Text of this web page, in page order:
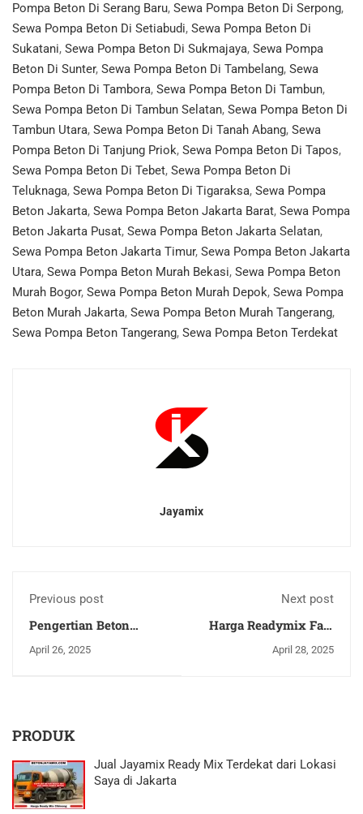
Pompa Beton Di Serang Baru, Sewa Pompa Beton Di Serpong,
Sewa Pompa Beton Di Setiabudi, Sewa Pompa Beton Di
Sukatani, Sewa Pompa Beton Di Sukmajaya, Sewa Pompa
Beton Di Sunter, Sewa Pompa Beton Di Tambelang, Sewa
Pompa Beton Di Tambora, Sewa Pompa Beton Di Tambun,
Sewa Pompa Beton Di Tambun Selatan, Sewa Pompa Beton Di
Tambun Utara, Sewa Pompa Beton Di Tanah Abang, Sewa
Pompa Beton Di Tanjung Priok, Sewa Pompa Beton Di Tapos,
Sewa Pompa Beton Di Tebet, Sewa Pompa Beton Di
Teluknaga, Sewa Pompa Beton Di Tigaraksa, Sewa Pompa
Beton Jakarta, Sewa Pompa Beton Jakarta Barat, Sewa Pompa
Beton Jakarta Pusat, Sewa Pompa Beton Jakarta Selatan,
Sewa Pompa Beton Jakarta Timur, Sewa Pompa Beton Jakarta
Utara, Sewa Pompa Beton Murah Bekasi, Sewa Pompa Beton
Murah Bogor, Sewa Pompa Beton Murah Depok, Sewa Pompa
Beton Murah Jakarta, Sewa Pompa Beton Murah Tangerang,
Sewa Pompa Beton Tangerang, Sewa Pompa Beton Terdekat
Jayamix
Previous post
Pengertian Beton
Beton Ready Mix
April 26, 2025
Next post
Harga Readymix Fast
Jayamix 3 Hari Kering
April 28, 2025
PRODUK
Jual Jayamix Ready Mix Terdekat dari Lokasi
Saya di Jakarta